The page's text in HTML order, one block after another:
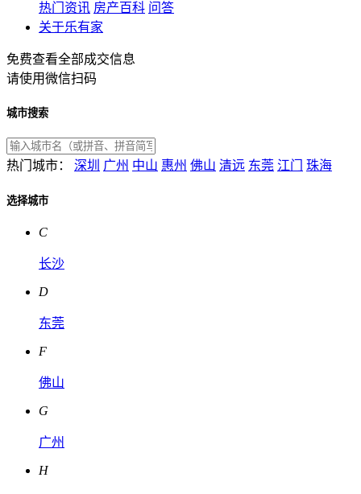
热门资讯 房产百科 问答
关于乐有家
免费查看全部成交信息
请使用微信扫码
城市搜索
热门城市： 深圳 广州 中山 惠州 佛山 清远 东莞 江门 珠海
选择城市
C
长沙
D
东莞
F
佛山
G
广州
H